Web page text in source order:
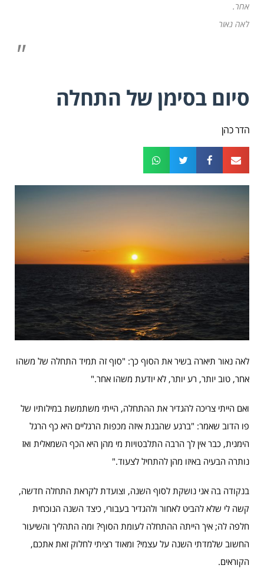
אחר.
לאה נאור
"
סיום בסימן של התחלה
הדר כהן
לאה נאור תיארה בשיר את הסוף כך: "סוף זה תמיד התחלה של משהו
אחר, טוב יותר, רע יותר, לא יודעת משהו אחר."
ואם הייתי צריכה להגדיר את ההתחלה, הייתי משתמשת במילותיו של
פו הדוב שאמר: "ברגע שהבנת איזה מכפות הרגליים היא כף הרגל
הימנית, כבר אין לך הרבה התלבטויות מי מהן היא הכף השמאלית ואז
נותרה הבעיה באיזו מהן להתחיל לצעוד."
בנקודה בה אני נושקת לסוף השנה, וצועדת לקראת התחלה חדשה,
קשה לי שלא להביט לאחור ולהגדיר בעבורי, כיצד השנה הנוכחית
חלפה לה; איך הייתה ההתחלה לעומת הסוף? ומה התהליך והשיעור
החשוב שלמדתי השנה על עצמי? ומאוד רציתי לחלוק זאת אתכם,
הקוראים.